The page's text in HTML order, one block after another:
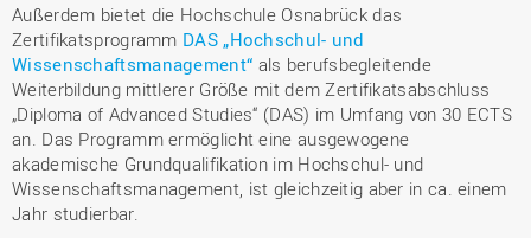
Außerdem bietet die Hochschule Osnabrück das
Zertifikatsprogramm DAS „Hochschul- und
Wissenschaftsmanagement“ als berufsbegleitende
Weiterbildung mittlerer Größe mit dem Zertifikatsabschluss
„Diploma of Advanced Studies“ (DAS) im Umfang von 30 ECTS
an. Das Programm ermöglicht eine ausgewogene
akademische Grundqualifikation im Hochschul- und
Wissenschaftsmanagement, ist gleichzeitig aber in ca. einem
Jahr studierbar.